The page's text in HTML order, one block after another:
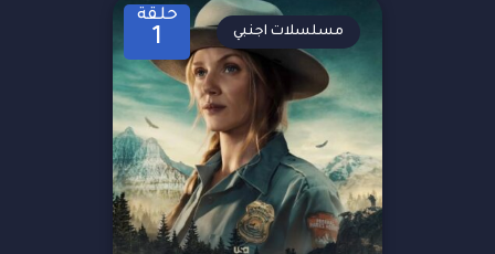
حلقة
1 مسلسلات اجنبي